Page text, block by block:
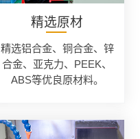
精选原材
精选铝合金、铜合金、锌
合金、亚克力、PEEK、
ABS等优良原材料。